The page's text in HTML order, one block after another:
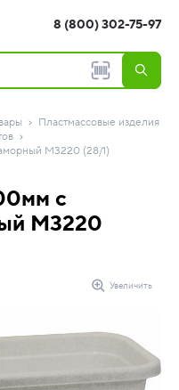
8 (800) 302-75-97
Пластмассовые изделия
М3220 (28/1)
с
М3220
Увеличить